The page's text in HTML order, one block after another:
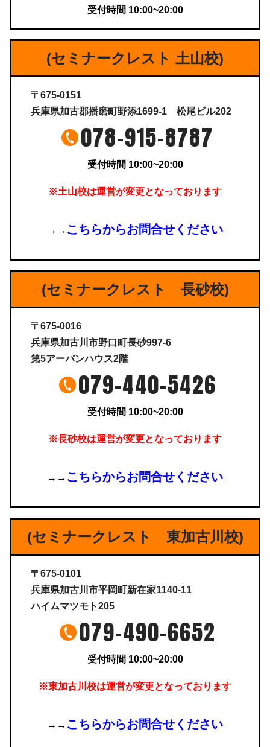
受付時間 10:00~20:00
(セミナークレスト 土山校)
〒675-0151
兵庫県加古郡播磨町野添1699-1 松尾ビル202
078-915-8787
受付時間 10:00~20:00
※土山校は運営が変更となっております
→→ こちらからお問合せください
(セミナークレスト 長砂校)
〒675-0016
兵庫県加古川市野口町長砂997-6
第5アーバンハウス2階
079-440-5426
受付時間 10:00~20:00
※長砂校は運営が変更となっております
→→ こちらからお問合せください
(セミナークレスト 東加古川校)
〒675-0101
兵庫県加古川市平岡町新在家1140-11
ハイムマツモト205
079-490-6652
受付時間 10:00~20:00
※東加古川校は運営が変更となっております
→→ こちらからお問合せください